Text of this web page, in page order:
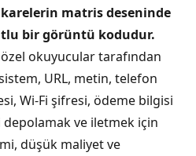
karelerin matris deseninde
bir görüntü kodudur.
okuyucular tarafından
URL, metin, telefon
Wi-Fi şifresi, ödeme bilgisi
ve iletmek için
düşük maliyet ve